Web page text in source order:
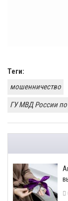
Теги:
мошенничество
ГУ МВД России